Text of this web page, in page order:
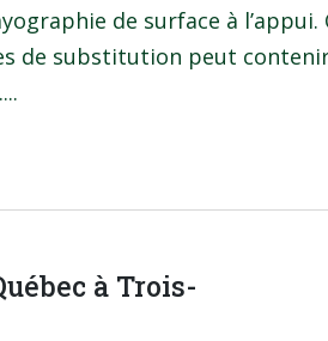
de surface à
de substitution peut
à Trois-